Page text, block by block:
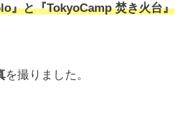
』と『TokyoCamp 焚き火台』
を撮りました。